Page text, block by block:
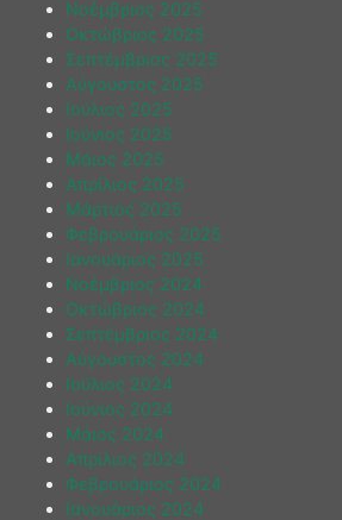
Νοέμβριος 2025
Οκτώβριος 2025
Σεπτέμβριος 2025
Αύγουστος 2025
Ιούλιος 2025
Ιούνιος 2025
Μάιος 2025
Απρίλιος 2025
Μάρτιος 2025
Φεβρουάριος 2025
Ιανουάριος 2025
Νοέμβριος 2024
Οκτώβριος 2024
Σεπτέμβριος 2024
Αύγουστος 2024
Ιούλιος 2024
Ιούνιος 2024
Μάιος 2024
Απρίλιος 2024
Φεβρουάριος 2024
Ιανουάριος 2024